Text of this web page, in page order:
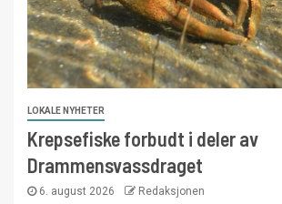
LOKALE NYHETER
Krepsefiske forbudt i deler av
Drammensvassdraget
6. august 2026 Redaksjonen